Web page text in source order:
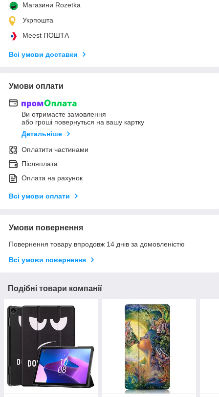
Магазини Rozetka
Укрпошта
Meest ПОШТА
Всі умови доставки
Умови оплати
Ви отримаєте замовлення
або гроші повернуться на вашу картку
Детальніше
Оплатити частинами
Післяплата
Оплата на рахунок
Всі умови оплати
Умови повернення
Повернення товару впродовж 14 днів за домовленістю
Всі умови повернення
Подібні товари компанії